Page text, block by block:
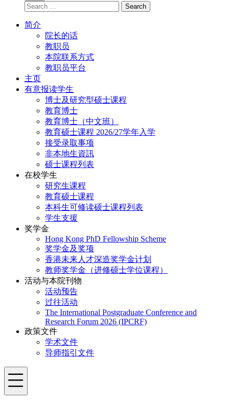
Search for: Search
简介
院长的话
教职员
本院联系方式
教职员平台
主页
有意报读学生
博士及研究型硕士课程
教育博士
教育博士（中文班）
教育硕士课程 2026/27学年入学
接受录取事项
非本地生資訊
硕士课程列表
在校学生
研究生课程
教育硕士课程
本科生可修读硕士课程列表
学生支援
奖学金
Hong Kong PhD Fellowship Scheme
奖学金及奖项
香港未来人才深造奖学金计划
教师奖学金（进修硕士学位课程）
活动与本院刊物
活动预告
过往活动
The International Postgraduate Conference and
Research Forum 2026 (IPCRF)
政策文件
学术文件
导师指引文件
Menu